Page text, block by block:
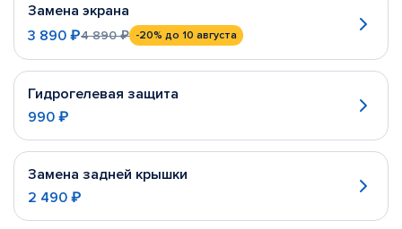
Замена экрана
3 890 ₽4 890 ₽ -20% до 10 августа
Гидрогелевая защита
990 ₽
Замена задней крышки
2 490 ₽